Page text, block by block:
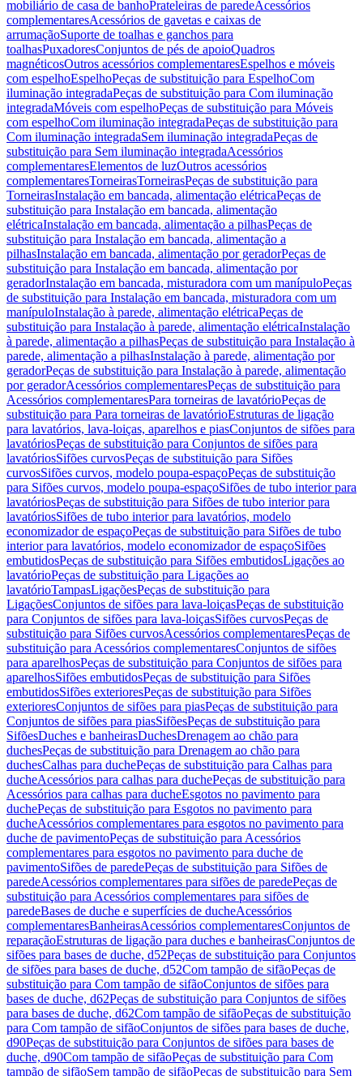
mobiliário de casa de banhoPrateleiras de paredeAcessórios
complementaresAcessórios de gavetas e caixas de
arrumaçãoSuporte de toalhas e ganchos para
toalhasPuxadoresConjuntos de pés de apoioQuadros
magnéticosOutros acessórios complementaresEspelhos e móveis
com espelhoEspelhoPeças de substituição para EspelhoCom
iluminação integradaPeças de substituição para Com iluminação
integradaMóveis com espelhoPeças de substituição para Móveis
com espelhoCom iluminação integradaPeças de substituição para
Com iluminação integradaSem iluminação integradaPeças de
substituição para Sem iluminação integradaAcessórios
complementaresElementos de luzOutros acessórios
complementaresTorneirasTorneirasPeças de substituição para
TorneirasInstalação em bancada, alimentação elétricaPeças de
substituição para Instalação em bancada, alimentação
elétricaInstalação em bancada, alimentação a pilhasPeças de
substituição para Instalação em bancada, alimentação a
pilhasInstalação em bancada, alimentação por geradorPeças de
substituição para Instalação em bancada, alimentação por
geradorInstalação em bancada, misturadora com um manípuloPeças
de substituição para Instalação em bancada, misturadora com um
manípuloInstalação à parede, alimentação elétricaPeças de
substituição para Instalação à parede, alimentação elétricaInstalação
à parede, alimentação a pilhasPeças de substituição para Instalação à
parede, alimentação a pilhasInstalação à parede, alimentação por
geradorPeças de substituição para Instalação à parede, alimentação
por geradorAcessórios complementaresPeças de substituição para
Acessórios complementaresPara torneiras de lavatórioPeças de
substituição para Para torneiras de lavatórioEstruturas de ligação
para lavatórios, lava-loiças, aparelhos e piasConjuntos de sifões para
lavatóriosPeças de substituição para Conjuntos de sifões para
lavatóriosSifões curvosPeças de substituição para Sifões
curvosSifões curvos, modelo poupa-espaçoPeças de substituição
para Sifões curvos, modelo poupa-espaçoSifões de tubo interior para
lavatóriosPeças de substituição para Sifões de tubo interior para
lavatóriosSifões de tubo interior para lavatórios, modelo
economizador de espaçoPeças de substituição para Sifões de tubo
interior para lavatórios, modelo economizador de espaçoSifões
embutidosPeças de substituição para Sifões embutidosLigações ao
lavatórioPeças de substituição para Ligações ao
lavatórioTampasLigaçõesPeças de substituição para
LigaçõesConjuntos de sifões para lava-loiçasPeças de substituição
para Conjuntos de sifões para lava-loiçasSifões curvosPeças de
substituição para Sifões curvosAcessórios complementaresPeças de
substituição para Acessórios complementaresConjuntos de sifões
para aparelhosPeças de substituição para Conjuntos de sifões para
aparelhosSifões embutidosPeças de substituição para Sifões
embutidosSifões exterioresPeças de substituição para Sifões
exterioresConjuntos de sifões para piasPeças de substituição para
Conjuntos de sifões para piasSifõesPeças de substituição para
SifõesDuches e banheirasDuchesDrenagem ao chão para
duchesPeças de substituição para Drenagem ao chão para
duchesCalhas para duchePeças de substituição para Calhas para
ducheAcessórios para calhas para duchePeças de substituição para
Acessórios para calhas para ducheEsgotos no pavimento para
duchePeças de substituição para Esgotos no pavimento para
ducheAcessórios complementares para esgotos no pavimento para
duche de pavimentoPeças de substituição para Acessórios
complementares para esgotos no pavimento para duche de
pavimentoSifões de paredePeças de substituição para Sifões de
paredeAcessórios complementares para sifões de paredePeças de
substituição para Acessórios complementares para sifões de
paredeBases de duche e superfícies de ducheAcessórios
complementaresBanheirasAcessórios complementaresConjuntos de
reparaçãoEstruturas de ligação para duches e banheirasConjuntos de
sifões para bases de duche, d52Peças de substituição para Conjuntos
de sifões para bases de duche, d52Com tampão de sifãoPeças de
substituição para Com tampão de sifãoConjuntos de sifões para
bases de duche, d62Peças de substituição para Conjuntos de sifões
para bases de duche, d62Com tampão de sifãoPeças de substituição
para Com tampão de sifãoConjuntos de sifões para bases de duche,
d90Peças de substituição para Conjuntos de sifões para bases de
duche, d90Com tampão de sifãoPeças de substituição para Com
tampão de sifãoSem tampão de sifãoPeças de substituição para Sem